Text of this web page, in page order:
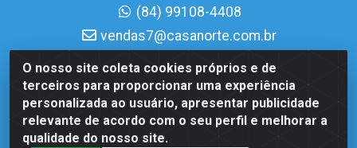
O nosso site coleta cookies próprios e de
terceiros para proporcionar uma experiência
personalizada ao usuário, apresentar publicidade
relevante de acordo com o seu perfil e melhorar a
qualidade do nosso site.
(84) 99108-4408
vendas7@casanorte.com.br
Casa Norte LTDA - Av. Interventor Mário Câmara, 1815 -
Dix-Sept Rosado, Natal/RN - CEP 59054-600 - CNPJ
08.713.513/0001-51